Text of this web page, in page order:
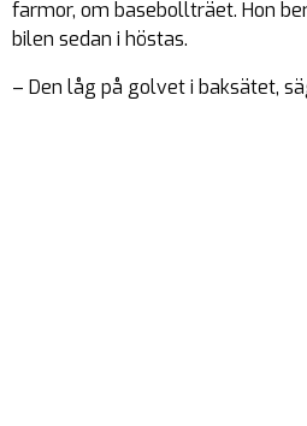
farmor, om basebollträet. Hon
bilen sedan i höstas.
– Den låg på golvet i baksätet,